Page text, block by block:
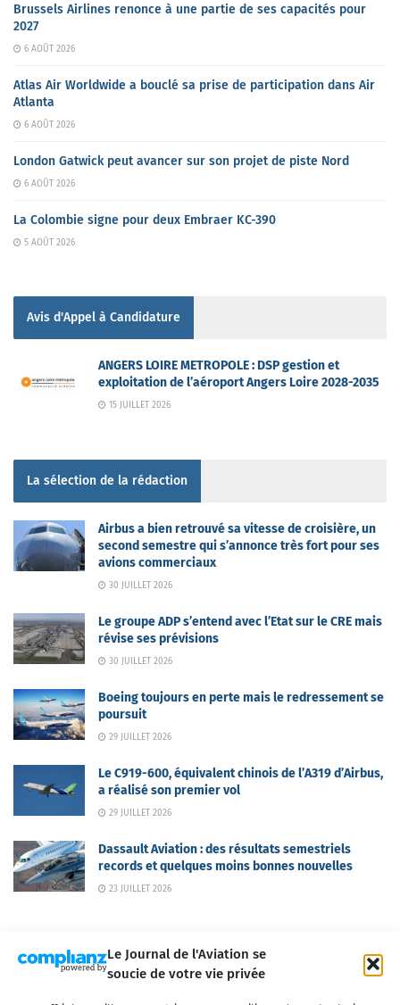
Le Journal de l'Aviation se
soucie de votre vie privée
Brussels Airlines renonce à une partie de ses capacités pour
2027
6 AOÛT 2026
Atlas Air Worldwide a bouclé sa prise de participation dans Air
Atlanta
6 AOÛT 2026
London Gatwick peut avancer sur son projet de piste Nord
6 AOÛT 2026
La Colombie signe pour deux Embraer KC-390
5 AOÛT 2026
Avis d'Appel à Candidature
ANGERS LOIRE METROPOLE : DSP gestion et
exploitation de l’aéroport Angers Loire 2028-2035
15 JUILLET 2026
La sélection de la rédaction
Airbus a bien retrouvé sa vitesse de croisière, un
second semestre qui s’annonce très fort pour ses
avions commerciaux
30 JUILLET 2026
Le groupe ADP s’entend avec l’Etat sur le CRE mais
révise ses prévisions
30 JUILLET 2026
Boeing toujours en perte mais le redressement se
poursuit
29 JUILLET 2026
Le C919-600, équivalent chinois de l’A319 d’Airbus,
a réalisé son premier vol
29 JUILLET 2026
Dassault Aviation : des résultats semestriels
records et quelques moins bonnes nouvelles
23 JUILLET 2026